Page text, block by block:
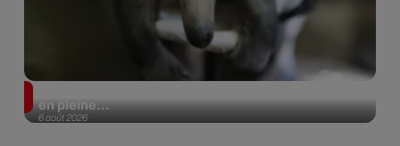
6 août 2026
en pleine...